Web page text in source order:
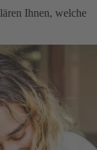
Ihnen, welche